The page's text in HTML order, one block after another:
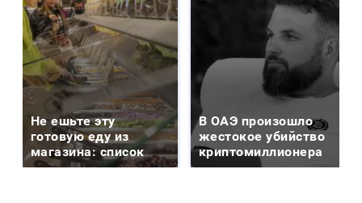
Не ешьте эту
готовую еду из
магазина: список
В ОАЭ произошло
жестокое убийство
криптомиллионера